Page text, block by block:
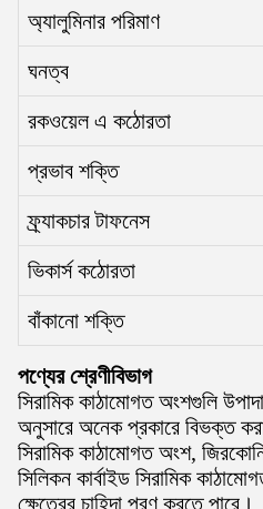
অ্যালুমিনার পরিমাণ
ঘনত্ব
রকওয়েল এ কঠোরতা
প্রভাব শক্তি
ফ্র্যাকচার টাফনেস
ভিকার্স কঠোরতা
বাঁকানো শক্তি
পণ্যের শ্রেণীবিভাগ
সিরামিক কাঠামোগত অংশগুলি
অনুসারে অনেক প্রকারে বিভক্ত
সিরামিক কাঠামোগত অংশ,
সিলিকন কার্বাইড সিরামিক
ক্ষেত্রের চাহিদা পূরণ করতে পারে।